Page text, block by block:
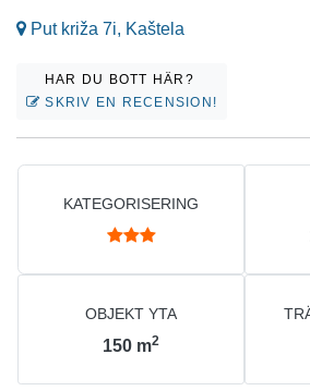
Put križa 7i, Kaštela
HAR DU BOTT HÄR?
SKRIV EN RECENSION!
KATEGORISERING
OBJEKT YTA
150 m2